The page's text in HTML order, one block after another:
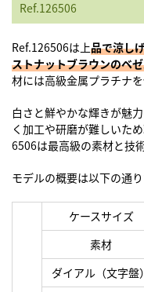
Ref.126506
Ref.126506は上品で涼し
ストナットブラウンのベ
材には高級金属プラチナを
白さと鮮やかな輝きが魅
く加工や研磨が難しいた
6506は最高級の素材と技
モデルの概要は以下の通り
ケースサイズ
素材
ダイアル（文字盤）